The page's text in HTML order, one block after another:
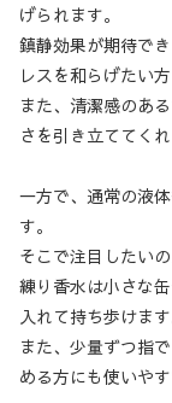
げられます。
鎮静効果が期待で
レスを和らげたい
また、清潔感のあ
さを引き立ててくれ
一方で、通常の液
す。
そこで注目したいの
練り香水は小さな
入れて持ち歩けます
また、少量ずつ指
める方にも使いや